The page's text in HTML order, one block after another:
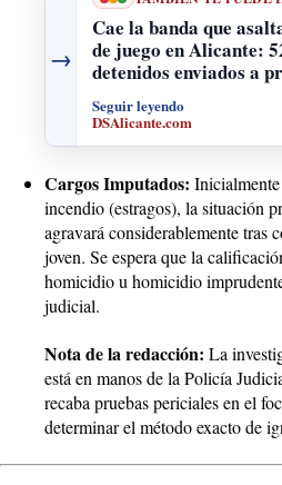
→
Cae la banda que
de juego en Alicante:
detenidos enviados a
Seguir leyendo
DSAlicante.com
Cargos Imputados:
incendio (estragos), la situación
agravará considerablemente tras
joven. Se espera que la
homicidio u homicidio
judicial.
Nota de la redacción: La
está en manos de la Policía
recaba pruebas periciales en el
determinar el método exacto de